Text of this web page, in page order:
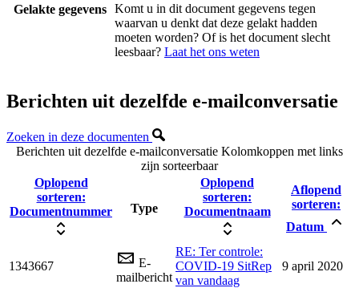
Gelakte gegevens Komt u in dit document gegevens tegen
waarvan u denkt dat deze gelakt hadden
moeten worden? Of is het document slecht
leesbaar? Laat het ons weten
Berichten uit dezelfde e-mailconversatie
Zoeken in deze documenten
Berichten uit dezelfde e-mailconversatie Kolomkoppen met links
zijn sorteerbaar
Oplopend
sorteren:
Documentnummer
Type
Oplopend
sorteren:
Documentnaam
Aflopend
sorteren:
Datum
1343667
E-
mailbericht
RE: Ter controle:
COVID-19 SitRep
van vandaag
9 april 2020